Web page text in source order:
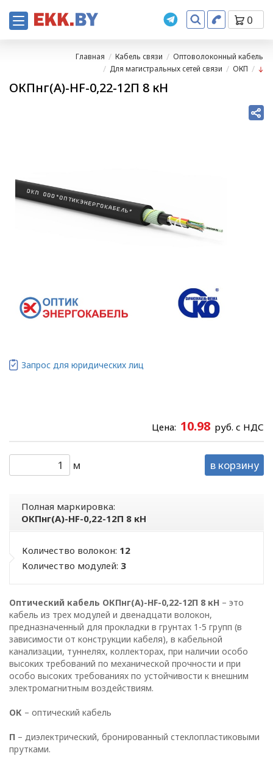
0
Главная Кабель связи
Оптоволоконный кабель
Для магистральных сетей связи
ОКП
ОКПнг(A)-HF-0,22-12П 8 кН
Полная маркировка:
ОКПнг(A)-HF-0,22-12П 8 кН
Количество волокон: 12
Количество модулей: 3
Цена: 10.98 руб. с НДС
м в корзину
Запрос для юридических лиц
Оптический кабель ОКПнг(A)-HF-0,22-12П 8 кН – это
кабель из трех модулей и двенадцати волокон,
предназначенный для прокладки в грунтах 1-5 групп (в
зависимости от конструкции кабеля), в кабельной
канализации, туннелях, коллекторах, при наличии особо
высоких требований по механической прочности и при
особо высоких требованиях по устойчивости к внешним
электромагнитным воздействиям.
ОК – оптический кабель
П – диэлектрический, бронированный стеклопластиковыми
прутками.